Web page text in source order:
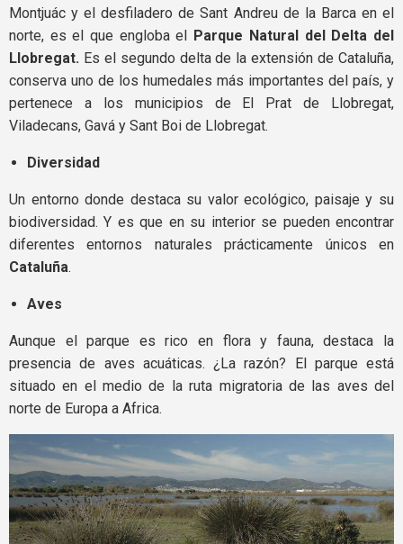
Montjuác y el desfiladero de Sant Andreu de la Barca en el
norte, es el que engloba el Parque Natural del Delta del
Llobregat. Es el segundo delta de la extensión de Cataluña,
conserva uno de los humedales más importantes del país, y
pertenece a los municipios de El Prat de Llobregat,
Viladecans, Gavá y Sant Boi de Llobregat.
Diversidad
Un entorno donde destaca su valor ecológico, paisaje y su
biodiversidad. Y es que en su interior se pueden encontrar
diferentes entornos naturales prácticamente únicos en
Cataluña.
Aves
Aunque el parque es rico en flora y fauna, destaca la
presencia de aves acuáticas. ¿La razón? El parque está
situado en el medio de la ruta migratoria de las aves del
norte de Europa a Africa.